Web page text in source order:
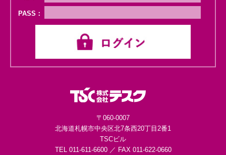
PASS：
〒060-0007
北海道札幌市中央区北7条西20丁目2番1
TSCビル
TEL 011-611-6600 ／ FAX 011-622-0660